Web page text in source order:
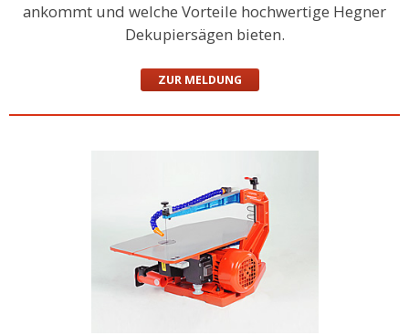
ankommt und welche Vorteile hochwertige Hegner
Dekupiersägen bieten.
ZUR MELDUNG